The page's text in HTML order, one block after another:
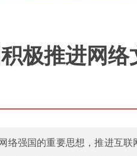
极推进网络
络强国的重要思想，推进互联